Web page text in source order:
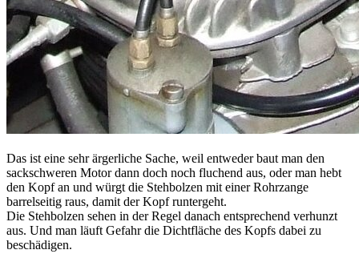
Das ist eine sehr ärgerliche Sache, weil entweder baut man den
sackschweren Motor dann doch noch fluchend aus, oder man hebt
den Kopf an und würgt die Stehbolzen mit einer Rohrzange
barrelseitig raus, damit der Kopf runtergeht.
Die Stehbolzen sehen in der Regel danach entsprechend verhunzt
aus. Und man läuft Gefahr die Dichtfläche des Kopfs dabei zu
beschädigen.